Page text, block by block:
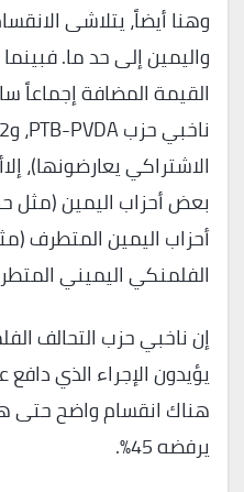
وهنا أيضاً، يتلاشى
واليمين إلى حد ما.
الاشتراكي يعارضونها)،
الفلمنكي اليميني المتطرف،
إن ناخبي حزب التحالف
يؤيدون الإجراء الذي
يرفضه 45%.